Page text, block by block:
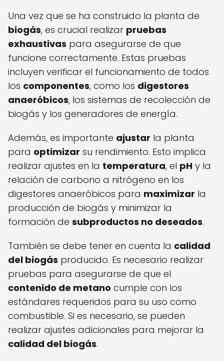
Una vez que se ha construido la planta de
biogás, es crucial realizar pruebas
exhaustivas para asegurarse de que
funcione correctamente. Estas pruebas
incluyen verificar el funcionamiento de todos
los componentes, como los digestores
anaeróbicos, los sistemas de recolección de
biogás y los generadores de energía.
Además, es importante ajustar la planta
para optimizar su rendimiento. Esto implica
realizar ajustes en la temperatura, el pH y la
relación de carbono a nitrógeno en los
digestores anaeróbicos para maximizar la
producción de biogás y minimizar la
formación de subproductos no deseados.
También se debe tener en cuenta la calidad
del biogás producido. Es necesario realizar
pruebas para asegurarse de que el
contenido de metano cumple con los
estándares requeridos para su uso como
combustible. Si es necesario, se pueden
realizar ajustes adicionales para mejorar la
calidad del biogás.